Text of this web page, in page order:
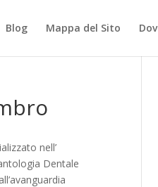
Blog Mappa del Sito
nell’
Dentale